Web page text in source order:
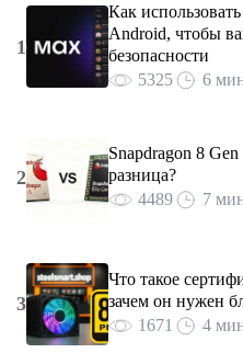
1
Как
Android, чтобы
безопасности
5325
6
2
Snapdragon 8
разница?
4489
7
3
Что такое
зачем он нужен
1671
4